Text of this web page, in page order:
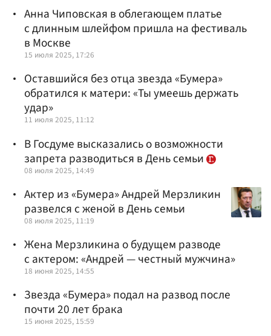
Анна Чиповская в облегающем платье
с длинным шлейфом пришла на фестиваль
в Москве
15 июля 2025, 17:26
Оставшийся без отца звезда «Бумера»
обратился к матери: «Ты умеешь держать
удар»
11 июля 2025, 11:12
В Госдуме высказались о возможности
запрета разводиться в День семьи
08 июля 2025, 14:49
Актер из «Бумера» Андрей Мерзликин
развелся с женой в День семьи
08 июля 2025, 11:19
Жена Мерзликина о будущем разводе
с актером: «Андрей — честный мужчина»
18 июня 2025, 14:55
Звезда «Бумера» подал на развод после
почти 20 лет брака
15 июня 2025, 15:59